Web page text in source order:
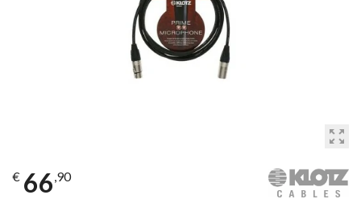
zoom_out_map
€ 66,90